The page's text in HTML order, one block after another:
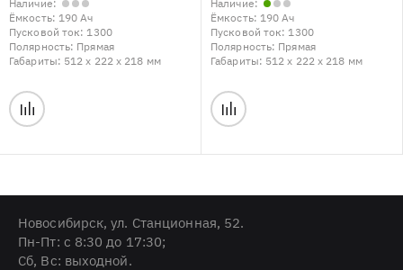
Наличие:
Ёмкость: 190 Ач
Пусковой ток: 1300
Полярность: Прямая
Габариты: 512 x 222 x 218 мм
Наличие:
Ёмкость: 190 Ач
Пусковой ток: 1300
Полярность: Прямая
Габариты: 512 x 222 x 218 мм
Новосибирск, ул. Станционная, 52.
Пн-Пт: с 8:30 до 17:30;
Cб, Вс: выходной.